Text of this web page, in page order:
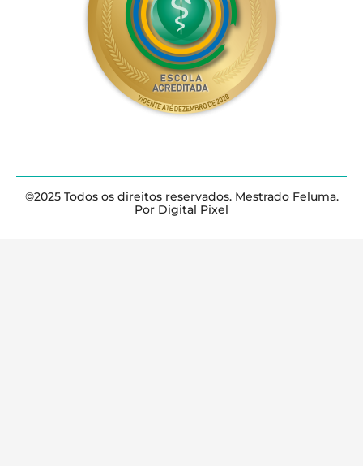
©2025 Todos os direitos reservados. Mestrado Feluma.
Por Digital Pixel